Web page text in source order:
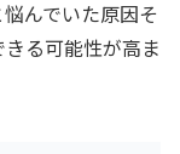
んでいた原因そ
る可能性が高ま